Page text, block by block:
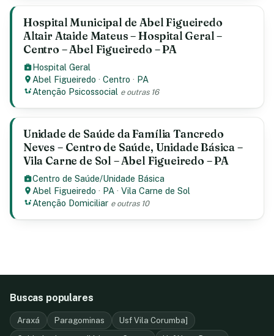
Hospital Municipal de Abel Figueiredo
Altair Ataide Mateus – Hospital Geral –
Centro – Abel Figueiredo – PA
Hospital Geral
Abel Figueiredo ·Centro · PA
Atenção Psicossocial e outras 16
Unidade de Saúde da Família Tancredo
Neves – Centro de Saúde, Unidade Básica –
Vila Carne de Sol – Abel Figueiredo – PA
Centro de Saúde/Unidade Básica
Abel Figueiredo · PA ·Vila Carne de Sol
Atenção Domiciliar e outras 10
Buscas populares
Araxá Paragominas
Usf Vila Corumba]